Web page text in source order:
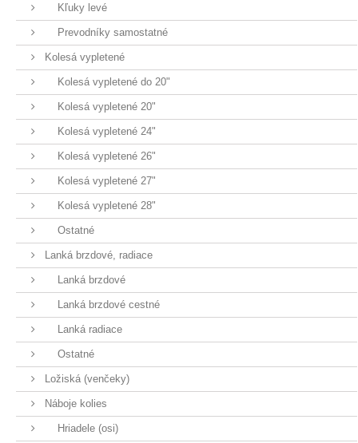
Kľuky levé
Prevodníky samostatné
Kolesá vypletené
Kolesá vypletené do 20"
Kolesá vypletené 20"
Kolesá vypletené 24"
Kolesá vypletené 26"
Kolesá vypletené 27"
Kolesá vypletené 28"
Ostatné
Lanká brzdové, radiace
Lanká brzdové
Lanká brzdové cestné
Lanká radiace
Ostatné
Ložiská (venčeky)
Náboje kolies
Hriadele (osi)